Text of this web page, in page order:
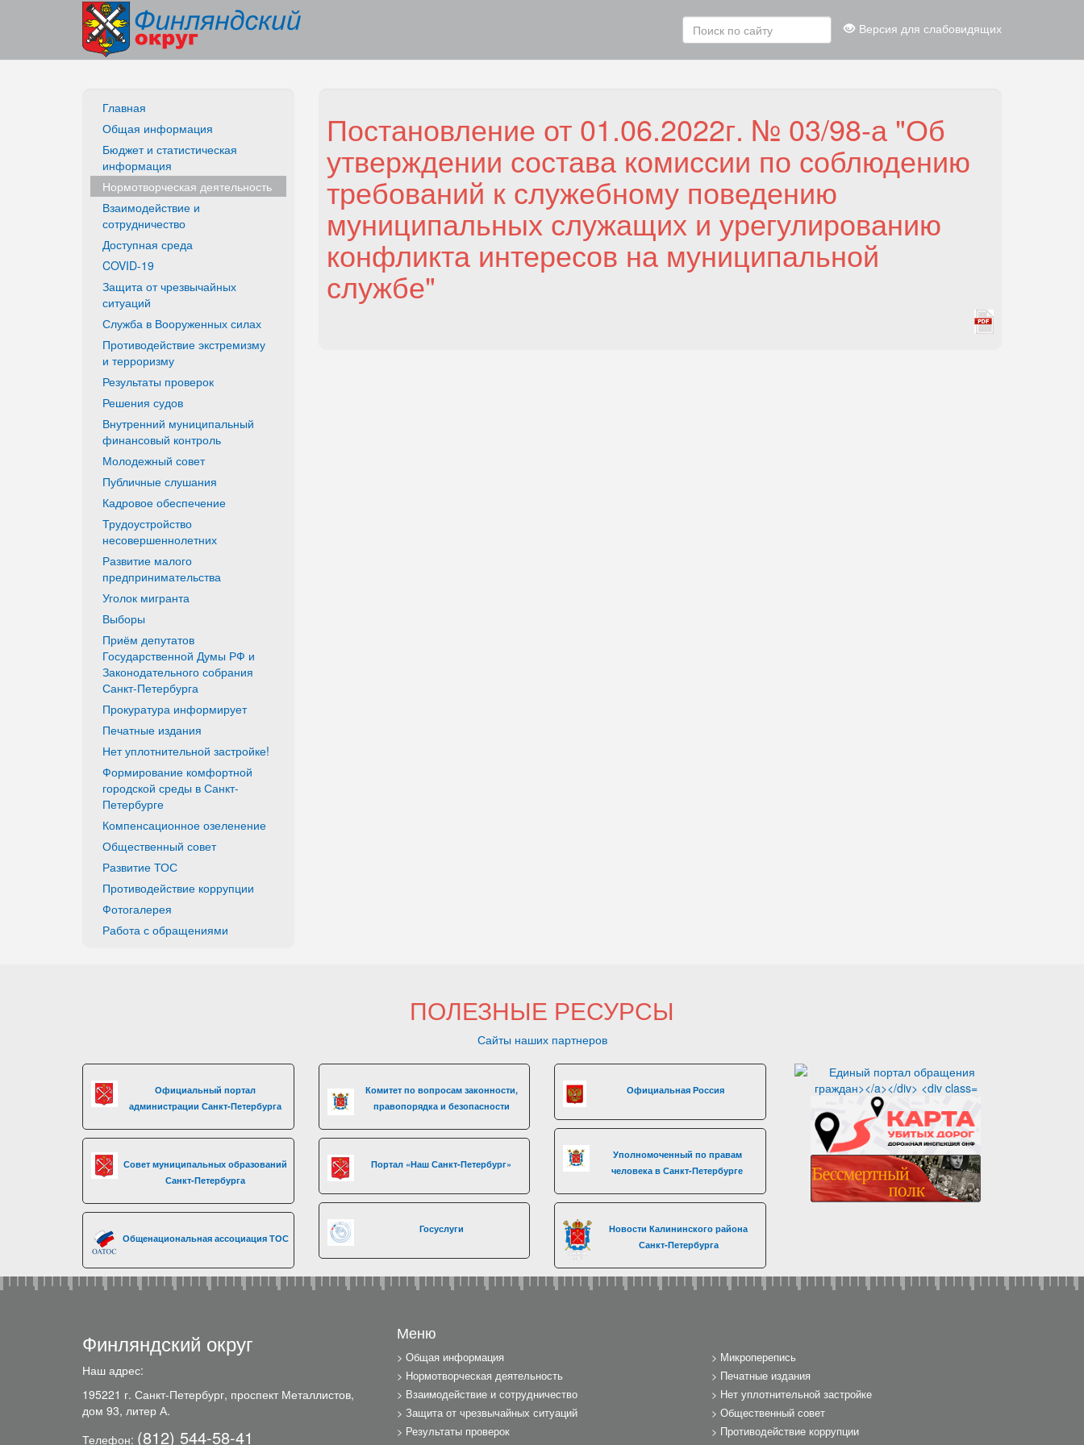
Версия для слабовидящих
Главная
Общая информация
Бюджет и статистическая
информация
Нормотворческая деятельность
Взаимодействие и
сотрудничество
Доступная среда
COVID-19
Защита от чрезвычайных
ситуаций
Служба в Вооруженных силах
Противодействие экстремизму
и терроризму
Результаты проверок
Решения судов
Внутренний муниципальный
финансовый контроль
Молодежный совет
Публичные слушания
Кадровое обеспечение
Трудоустройство
несовершеннолетних
Развитие малого
предпринимательства
Уголок мигранта
Выборы
Приём депутатов
Государственной Думы РФ и
Законодательного собрания
Санкт-Петербурга
Прокуратура информирует
Печатные издания
Нет уплотнительной застройке!
Формирование комфортной
городской среды в Санкт-
Петербурге
Компенсационное озеленение
Общественный совет
Развитие ТОС
Противодействие коррупции
Фотогалерея
Работа с обращениями
Постановление от 01.06.2022г. № 03/98-а "Об
утверждении состава комиссии по соблюдению
требований к служебному поведению
муниципальных служащих и урегулированию
конфликта интересов на муниципальной
службе"
ПОЛЕЗНЫЕ РЕСУРСЫ
Сайты наших партнеров
Официальный портал
администрации Санкт-Петербурга
Совет муниципальных образований
Санкт-Петербурга
Общенациональная ассоциация ТОС
Комитет по вопросам законности,
правопорядка и безопасности
Портал «Наш Санкт-Петербург»
Госуслуги
Официальная Россия
Уполномоченный по правам
человека в Санкт-Петербурге
Новости Калининского района
Санкт-Петербурга
Финляндский округ
Наш адрес:
195221 г. Санкт-Петербург, проспект Металлистов,
дом 93, литер А.
Телефон: (812) 544-58-41
Меню
Общая информация
Нормотворческая деятельность
Взаимодействие и сотрудничество
Защита от чрезвычайных ситуаций
Результаты проверок
Микроперепись
Печатные издания
Нет уплотнительной застройке
Общественный совет
Противодействие коррупции